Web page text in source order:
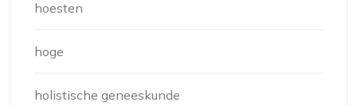
hoesten
hoge
holistische geneeskunde